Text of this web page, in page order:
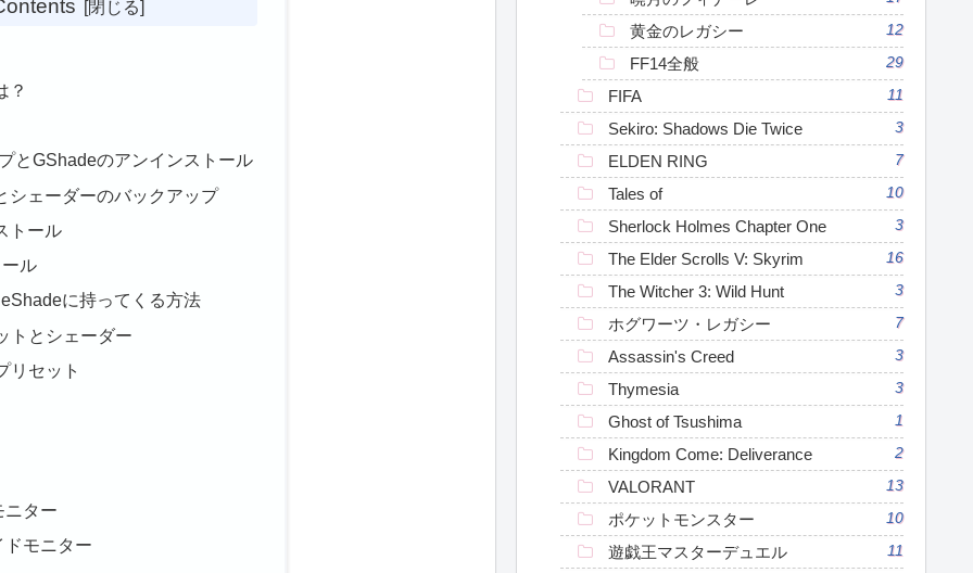
？
とGShadeのアンインストール
シェーダーのバックアップ
トール
ル
に持ってくる方法
トとシェーダー
リセット
ニター
モニター
黄金のレガシー 12
FF14全般 29
FIFA 11
Sekiro: Shadows Die Twice 3
ELDEN RING 7
Tales of 10
Sherlock Holmes Chapter One 3
The Elder Scrolls V: Skyrim 16
The Witcher 3: Wild Hunt 3
ホグワーツ・レガシー 7
Assassin's Creed 3
Thymesia 3
Ghost of Tsushima 1
Kingdom Come: Deliverance 2
VALORANT 13
ポケットモンスター 10
遊戯王マスターデュエル 11